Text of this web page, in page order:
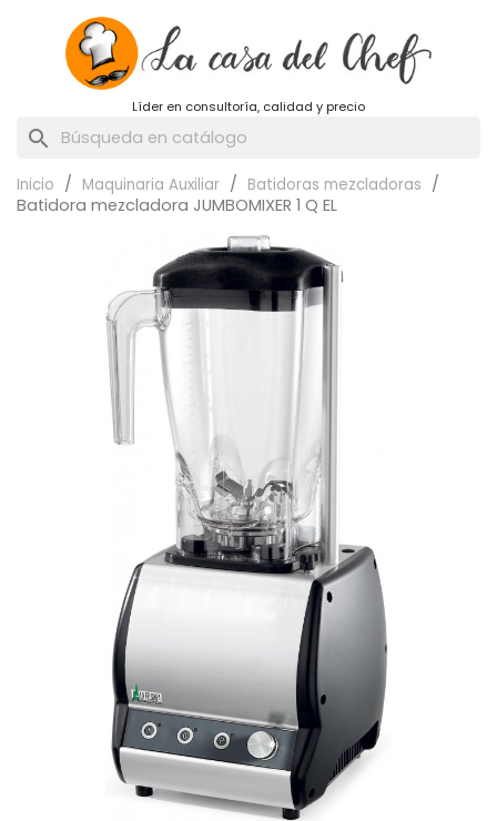
Líder en consultoría, calidad y precio
search
Inicio Maquinaria Auxiliar Batidoras mezcladoras
Batidora mezcladora JUMBOMIXER 1 Q EL